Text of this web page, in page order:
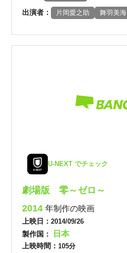
出演者： 片岡愛之助 舞羽美海
U-NEXT でチェック
劇場版 零～ゼロ～
2014年制作の映画
上映日：2014/09/26
製作国： 日本
上映時間： 105分